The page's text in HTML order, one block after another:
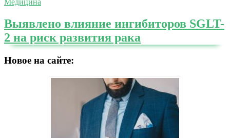
Медицина
Выявлено влияние ингибиторов SGLT-
2 на риск развития рака
Новое на сайте: